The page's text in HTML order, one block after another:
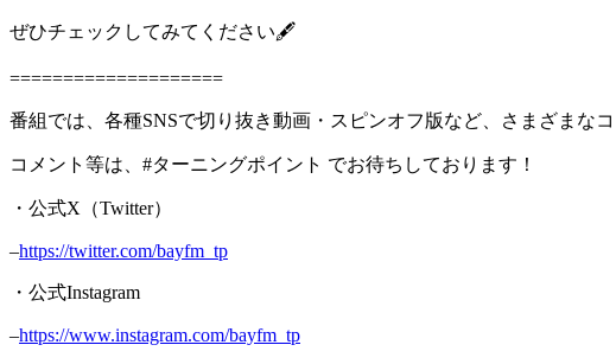
ぜひチェックしてみてください🖋️
====================
番組では、各種SNSで切り抜き動画・スピンオフ版など、さまざまな
コメント等は、#ターニングポイント でお待ちしております！
・公式X（Twitter）
–https://twitter.com/bayfm_tp
・公式Instagram
–https://www.instagram.com/bayfm_tp